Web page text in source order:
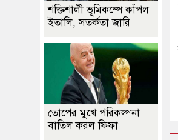
শক্তিশালী ভূমিকম্পে কাঁপল
ইতালি, সতর্কতা জারি
তোপের মুখে পরিকল্পনা
বাতিল করল ফিফা